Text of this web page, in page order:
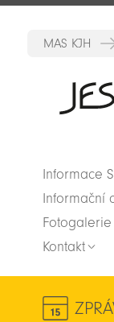
Informace
Informační
Fotogalerie
Kontakt